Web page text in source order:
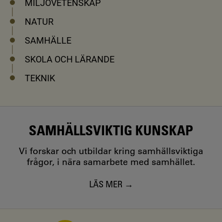
MILJÖVETENSKAP
NATUR
SAMHÄLLE
SKOLA OCH LÄRANDE
TEKNIK
SAMHÄLLSVIKTIG KUNSKAP
Vi forskar och utbildar kring samhällsviktiga
frågor, i nära samarbete med samhället.
LÄS MER